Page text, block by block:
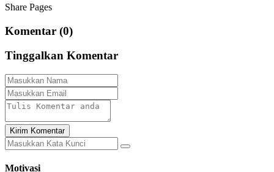
Share Pages
Komentar (0)
Tinggalkan Komentar
Kirim Komentar
Motivasi